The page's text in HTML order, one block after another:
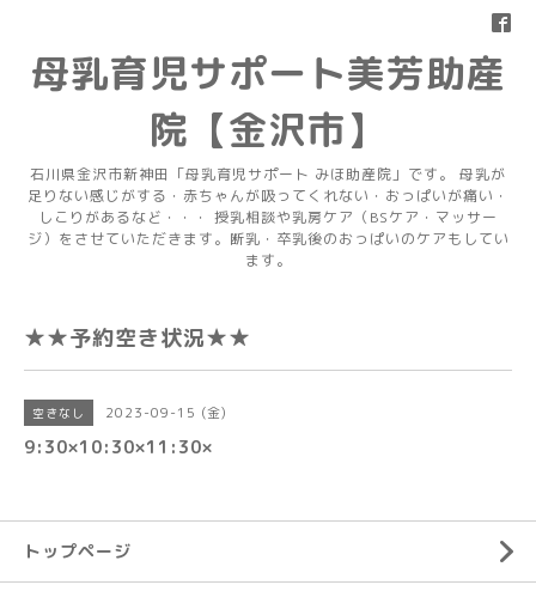
母乳育児サポート美芳助産
院【金沢市】
石川県金沢市新神田「母乳育児サポート みほ助産院」です。 母乳が
足りない感じがする・赤ちゃんが吸ってくれない・おっぱいが痛い・
しこりがあるなど・・・ 授乳相談や乳房ケア（BSケア・マッサー
ジ）をさせていただきます。断乳・卒乳後のおっぱいのケアもしてい
ます。
★★予約空き状況★★
空きなし 2023-09-15 (金)
9:30×10:30×11:30×
トップページ